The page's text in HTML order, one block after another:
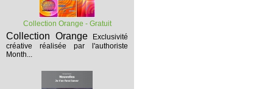
Collection Orange - Gratuit
Collection Orange
Exclusivité
créative réalisée par l'authoriste
Month...